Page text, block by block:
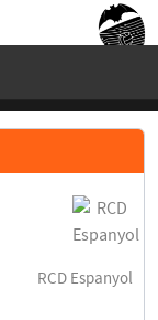
RCD Espanyol